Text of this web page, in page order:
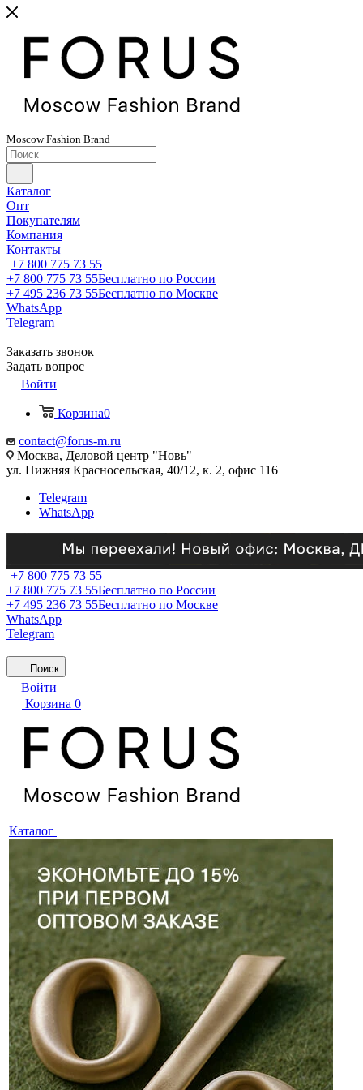
MoscowFashion Brand
Каталог
Опт
Покупателям
Компания
Контакты
+7 800 775 73 55
+7 800 775 73 55Бесплатно по России
+7 495 236 73 55Бесплатно по Москве
WhatsApp
Telegram
Заказать звонок
Задать вопрос
Войти
Корзина0
contact@forus-m.ru
Москва, Деловой центр "Новь"
ул. Нижняя Красносельская, 40/12, к. 2, офис 116
Telegram
WhatsApp
+7 800 775 73 55
+7 800 775 73 55Бесплатно по России
+7 495 236 73 55Бесплатно по Москве
WhatsApp
Telegram
Поиск
Войти
Корзина 0
Каталог